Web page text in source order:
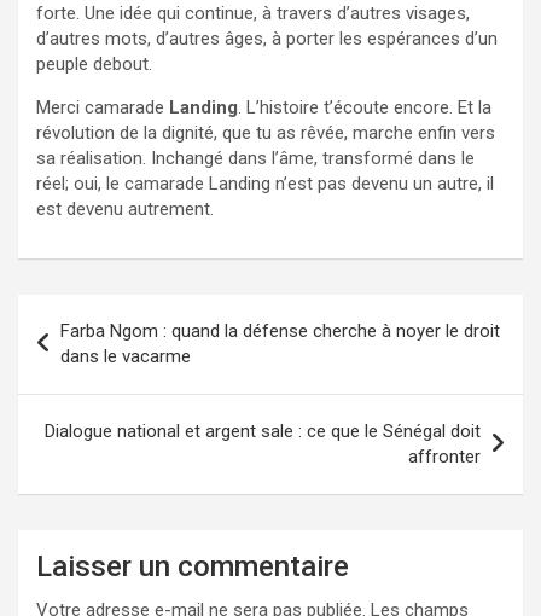
forte. Une idée qui continue, à travers d’autres visages,
d’autres mots, d’autres âges, à porter les espérances d’un
peuple debout.
Merci camarade Landing . L’histoire t’écoute encore. Et la
révolution de la dignité, que tu as rêvée, marche enfin vers
sa réalisation. Inchangé dans l’âme, transformé dans le
réel; oui, le camarade Landing n’est pas devenu un autre, il
est devenu autrement.
de
l’article
Farba Ngom : quand la défense cherche à noyer le droit
dans le vacarme
Dialogue national et argent sale : ce que le Sénégal doit
affronter
Laisser un commentaire
Votre adresse e-mail ne sera pas publiée. Les champs